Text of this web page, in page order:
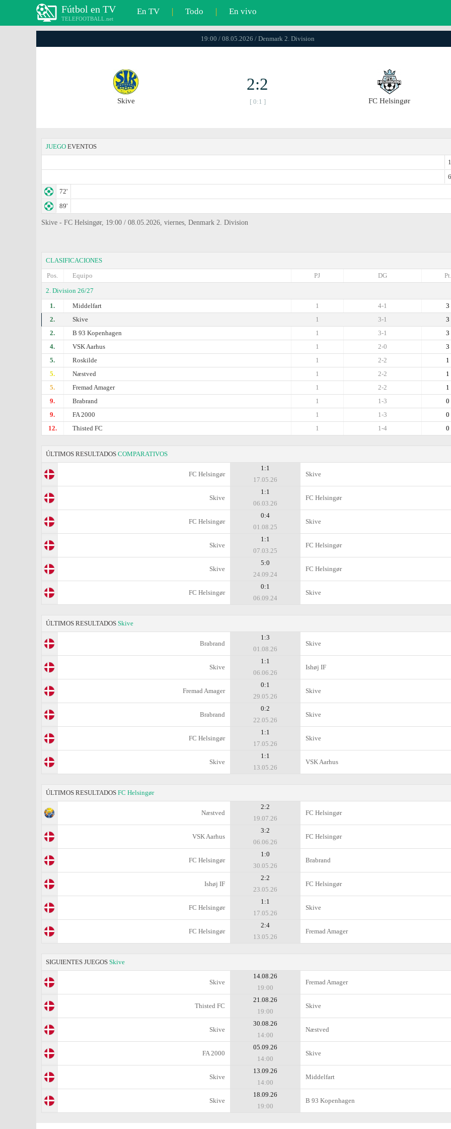
Fútbol en TV
TELEFOOTBALL.net
En TV | Todo | En vivo
19:00 / 08.05.2026 / Denmark 2. Division
Skive
2:2
[ 0:1 ] FC Helsingør
JUEGO EVENTOS
72'
89'
Skive - FC Helsingør, 19:00 / 08.05.2026, viernes, Denmark 2. Division
CLASIFICACIONES
Pos.
Equipo Pt.
DG
PJ
2. Division 26/27
1.
Middelfart 3
4-1
1
2.
Skive 3
3-1
1
2.
B 93 Kopenhagen 3
3-1
1
4.
VSK Aarhus 3
2-0
1
5.
Roskilde 1
2-2
1
5.
Næstved 1
2-2
1
5.
Fremad Amager 1
2-2
1
9.
Brabrand 0
1-3
1
9.
FA 2000 0
1-3
1
12.
Thisted FC 0
1-4
1
ÚLTIMOS RESULTADOS COMPARATIVOS
FC Helsingør
1:1
17.05.26
Skive
Skive
1:1
06.03.26
FC Helsingør
FC Helsingør
0:4
01.08.25
Skive
Skive
1:1
07.03.25
FC Helsingør
Skive
5:0
24.09.24
FC Helsingør
FC Helsingør
0:1
06.09.24
Skive
ÚLTIMOS RESULTADOS Skive
Brabrand
1:3
01.08.26
Skive
Skive
1:1
06.06.26
Ishøj IF
Fremad Amager
0:1
29.05.26
Skive
Brabrand
0:2
22.05.26
Skive
FC Helsingør
1:1
17.05.26
Skive
Skive
1:1
13.05.26
VSK Aarhus
ÚLTIMOS RESULTADOS FC Helsingør
Næstved
2:2
19.07.26
FC Helsingør
VSK Aarhus
3:2
06.06.26
FC Helsingør
FC Helsingør
1:0
30.05.26
Brabrand
Ishøj IF
2:2
23.05.26
FC Helsingør
FC Helsingør
1:1
17.05.26
Skive
FC Helsingør
2:4
13.05.26
Fremad Amager
SIGUIENTES JUEGOS Skive
Skive
14.08.26
19:00
Fremad Amager
Thisted FC
21.08.26
19:00
Skive
Skive
30.08.26
14:00
Næstved
FA 2000
05.09.26
14:00
Skive
Skive
13.09.26
14:00
Middelfart
Skive
18.09.26
19:00
B 93 Kopenhagen